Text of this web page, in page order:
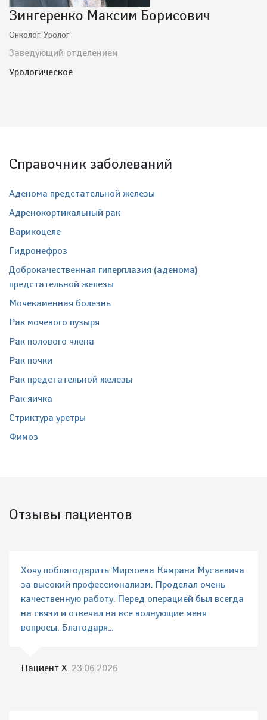
Зингеренко Максим Борисович
Онколог, Уролог
Заведующий отделением
Урологическое
Справочник заболеваний
Аденома предстательной железы
Адренокортикальный рак
Варикоцеле
Гидронефроз
Доброкачественная гиперплазия (аденома)
предстательной железы
Мочекаменная болезнь
Рак мочевого пузыря
Рак полового члена
Рак почки
Рак предстательной железы
Рак яичка
Стриктура уретры
Фимоз
Отзывы пациентов
Хочу поблагодарить Мирзоева Кямрана Мусаевича
за высокий профессионализм. Проделал очень
качественную работу. Перед операцией был всегда
на связи и отвечал на все волнующие меня
вопросы. Благодаря...
Пациент Х. 23.06.2026